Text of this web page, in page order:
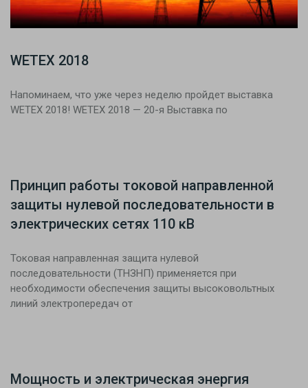
WETEX 2018
Напоминаем, что уже через неделю пройдет выставка
WETEX 2018! WETEX 2018 — 20-я Выставка по
Принцип работы токовой направленной
защиты нулевой последовательности в
электрических сетях 110 кВ
Токовая направленная защита нулевой
последовательности (ТНЗНП) применяется при
необходимости обеспечения защиты высоковольтных
линий электропередач от
Мощность и электрическая энергия